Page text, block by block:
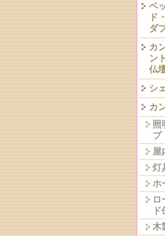
ベ
ド
ダ
カ
ン
仏
シ
カ
照
プ
屋
灯
ホ
ロ
木